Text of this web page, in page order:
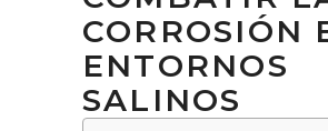
CORROSIÓN
ENTORNOS
SALINOS